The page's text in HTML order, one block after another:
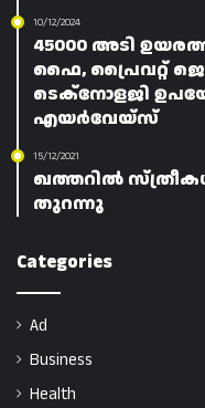
10/12/2024
45000 അടി
ഫൈ, പ്രൈവറ്റ്
ടെക്‌നോളജി
എയർവേയ്‌സ്
15/12/2021
ഖത്തറിൽ
തുറന്നു
Categories
Ad
Business
Health